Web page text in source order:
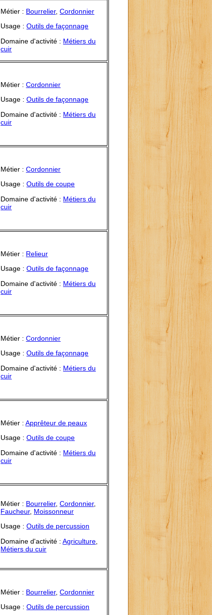
Métier : Bourrelier,Cordonnier
Usage :Outils de façonnage
Domaine d'activité : Métiers du
cuir
Métier :Cordonnier
Usage :Outils de façonnage
Domaine d'activité : Métiers du
cuir
Métier :Cordonnier
Usage :Outils de coupe
Domaine d'activité : Métiers du
cuir
Métier : Relieur
Usage :Outils de façonnage
Domaine d'activité : Métiers du
cuir
Métier :Cordonnier
Usage :Outils de façonnage
Domaine d'activité : Métiers du
cuir
Métier :Apprêteur de peaux
Usage :Outils de coupe
Domaine d'activité : Métiers du
cuir
Métier : Bourrelier,Cordonnier,
Faucheur, Moissonneur
Usage :Outils de percussion
Domaine d'activité :Agriculture
Métiers du cuir
Métier : Bourrelier,Cordonnier
Usage :Outils de percussion